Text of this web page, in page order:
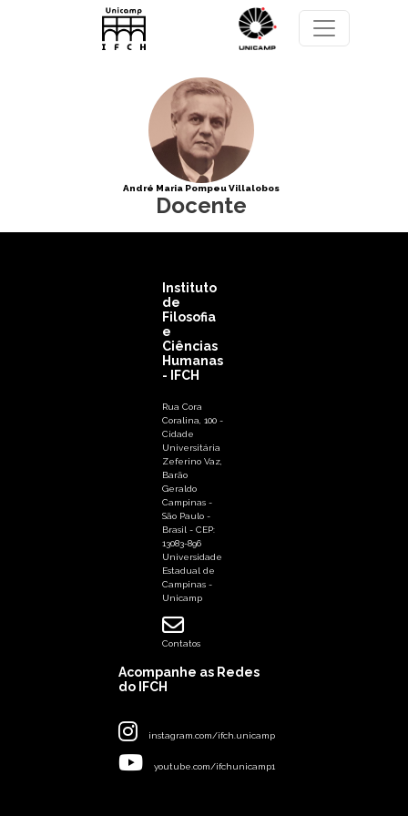
Pular para o conteúdo principal
André Maria Pompeu Villalobos
Docente
Instituto
de
Filosofia
e
Ciências
Humanas
- IFCH
Rua Cora
Coralina, 100 -
Cidade
Universitária
Zeferino Vaz,
Barão
Geraldo
Campinas -
São Paulo -
Brasil - CEP:
13083-896
Universidade
Estadual de
Campinas -
Unicamp
Contatos
Acompanhe as Redes
do IFCH
instagram.com/ifch.unicamp
youtube.com/ifchunicamp1